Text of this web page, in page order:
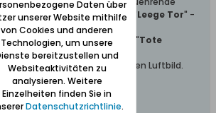
noch schwach erkennbaren " Leege Tor" -
(Siennicka) mit der
(most Siennicki) ueber die "Tote
Wisla).
zum nachfolgenden Luftbild.
Daten über
unserer Website mithilfe
von Cookies und anderen
Technologien, um unsere
bereitzustellen und
Websiteaktivitäten zu
analysieren. Weitere
Einzelheiten finden Sie in
Datenschutzrichtlinie.